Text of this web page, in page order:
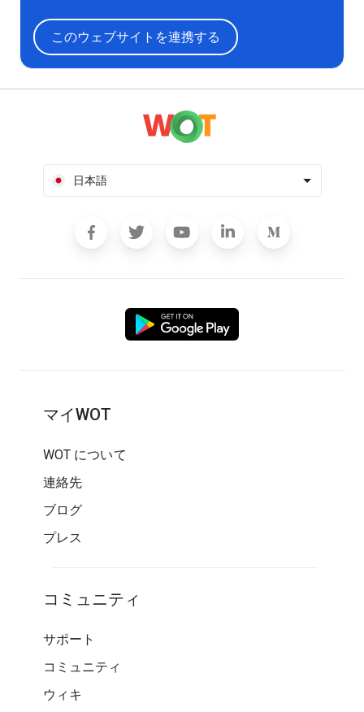
このウェブサイトを連携する
日本語
マイWOT
WOT について
連絡先
ブログ
プレス
コミュニティ
サポート
コミュニティ
ウィキ